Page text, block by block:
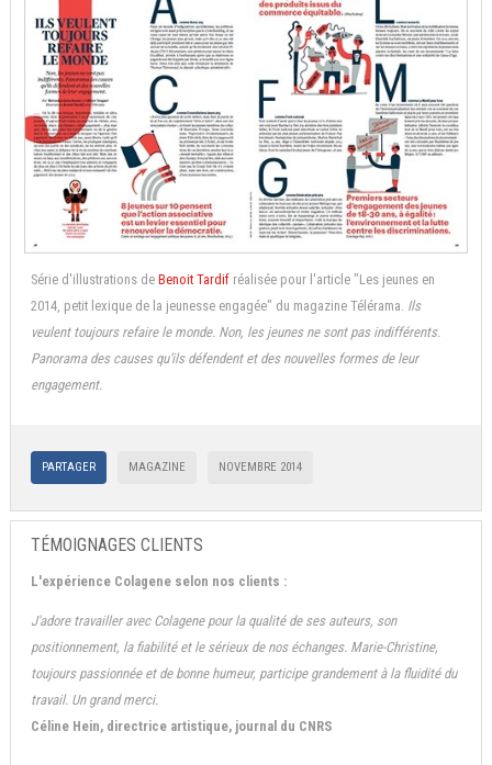
Série d'illustrations de Benoit Tardif réalisée pour l'article "Les jeunes en
2014, petit lexique de la jeunesse engagée" du magazine Télérama. Ils
veulent toujours refaire le monde. Non, les jeunes ne sont pas indifférents.
Panorama des causes qu’ils défendent et des nouvelles formes de leur
engagement.
PARTAGER MAGAZINE NOVEMBRE 2014
TÉMOIGNAGES CLIENTS
L'expérience Colagene selon nos clients :
J'adore travailler avec Colagene pour la qualité de ses auteurs, son
positionnement, la fiabilité et le sérieux de nos échanges. Marie-Christine,
toujours passionnée et de bonne humeur, participe grandement à la fluidité du
travail. Un grand merci.
Céline Hein, directrice artistique, journal du CNRS